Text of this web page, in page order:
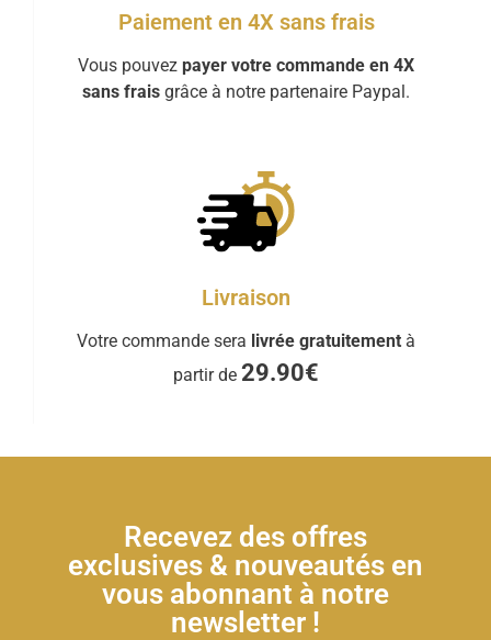
Paiement en 4X sans frais
Vous pouvez payer votre commande en 4X
sans frais grâce à notre partenaire Paypal.
Livraison
Votre commande sera livrée gratuitement à
partir de 29.90€
Recevez des offres
exclusives & nouveautés en
vous abonnant à notre
newsletter !